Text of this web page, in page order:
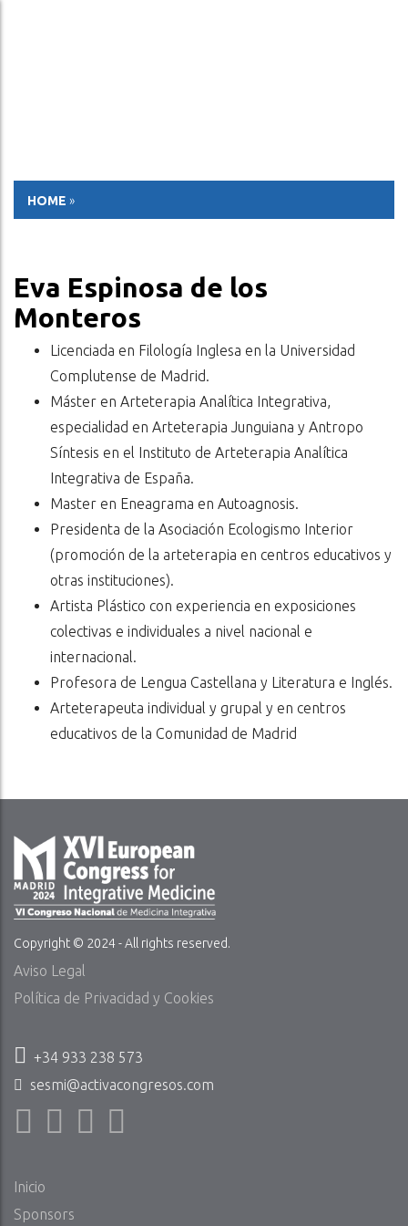
HOME »
Eva Espinosa de los
Monteros
Licenciada en Filología Inglesa en la Universidad
Complutense de Madrid.
Máster en Arteterapia Analítica Integrativa,
especialidad en Arteterapia Junguiana y Antropo
Síntesis en el Instituto de Arteterapia Analítica
Integrativa de España.
Master en Eneagrama en Autoagnosis.
Presidenta de la Asociación Ecologismo Interior
(promoción de la arteterapia en centros educativos y
otras instituciones).
Artista Plástico con experiencia en exposiciones
colectivas e individuales a nivel nacional e
internacional.
Profesora de Lengua Castellana y Literatura e Inglés.
Arteterapeuta individual y grupal y en centros
educativos de la Comunidad de Madrid
Copyright © 2024 - All rights reserved.
Aviso Legal
Política de Privacidad y Cookies
+34 933 238 573
sesmi@activacongresos.com
Inicio
Sponsors